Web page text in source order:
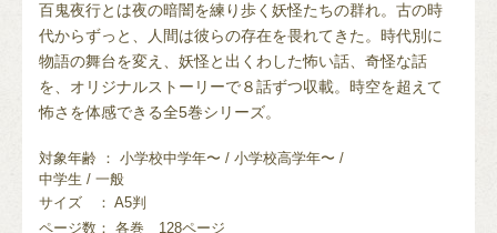
百鬼夜行とは夜の暗闇を練り歩く妖怪たちの群れ。古の時
代からずっと、人間は彼らの存在を畏れてきた。時代別に
物語の舞台を変え、妖怪と出くわした怖い話、奇怪な話
を、オリジナルストーリーで８話ずつ収載。時空を超えて
怖さを体感できる全5巻シリーズ。
対象年齢 ： 小学校中学年〜 / 小学校高学年〜 /
中学生 / 一般
サイズ
： A5判
ページ数 ： 各巻 128ページ